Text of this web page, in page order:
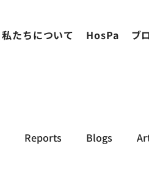
私たちについて HosPa ブ
Reports Blogs